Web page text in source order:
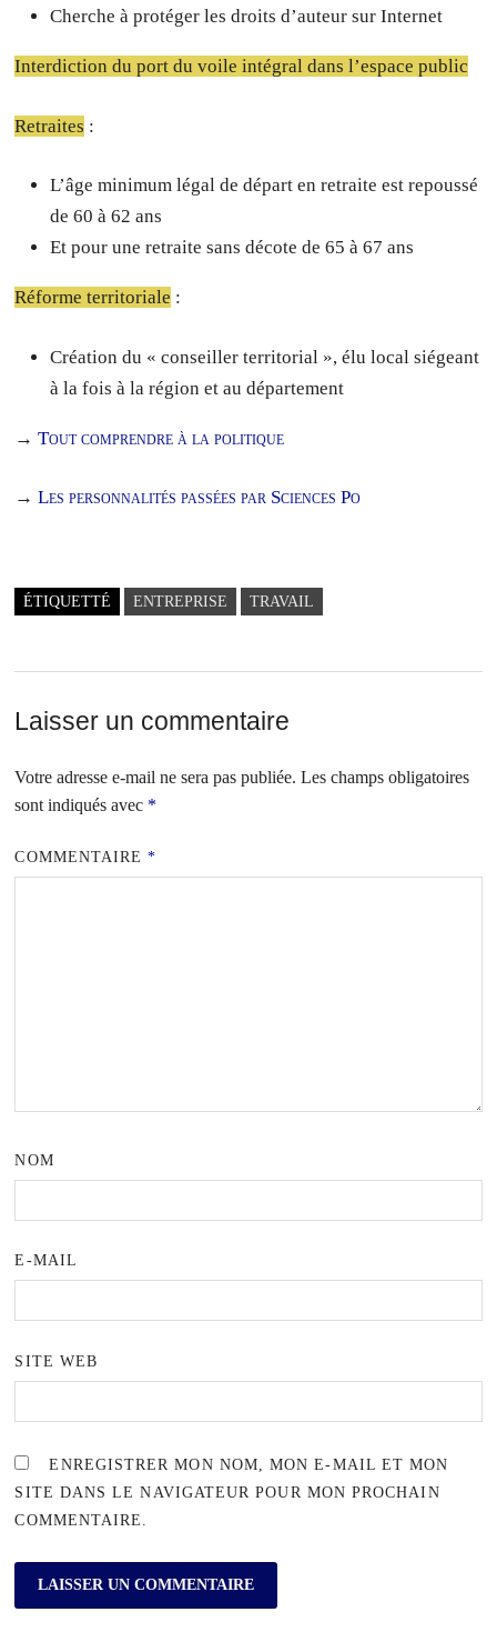
Cherche à protéger les droits d’auteur sur Internet
Interdiction du port du voile intégral dans l’espace public
Retraites :
L’âge minimum légal de départ en retraite est repoussé
de 60 à 62 ans
Et pour une retraite sans décote de 65 à 67 ans
Réforme territoriale :
Création du « conseiller territorial », élu local siégeant
à la fois à la région et au département
→Tout comprendre à la politique
→Les personnalités passées par Sciences Po
ÉTIQUETTÉ ENTREPRISE TRAVAIL
Laisser un commentaire
Votre adresse e-mail ne sera pas publiée. Les champs obligatoires
sont indiqués avec *
COMMENTAIRE*
NOM
E-MAIL
SITE WEB
ENREGISTRER MON NOM, MON E-MAIL ET MON
SITE DANS LE NAVIGATEUR POUR MON PROCHAIN
COMMENTAIRE.